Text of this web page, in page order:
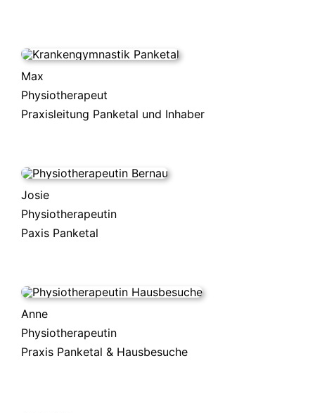
Max
Physiotherapeut
Praxisleitung Panketal und Inhaber
Josie
Physiotherapeutin
Paxis Panketal
Anne
Physiotherapeutin
Praxis Panketal & Hausbesuche